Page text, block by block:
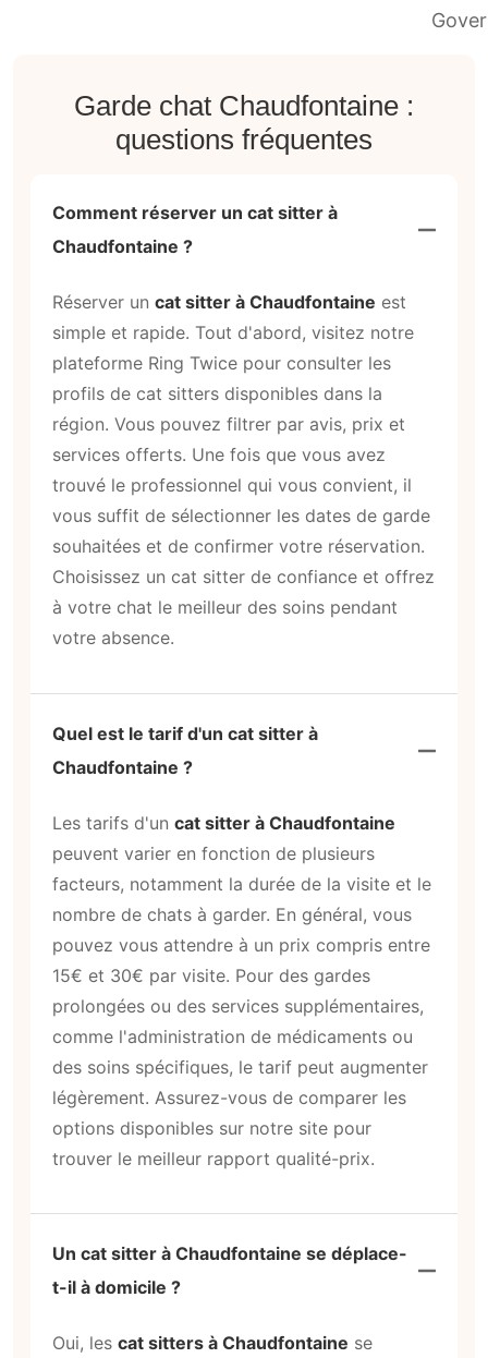
Garde chat Chaudfontaine :
questions fréquentes
Comment réserver un cat sitter à
Chaudfontaine ?
Réserver un cat sitter à Chaudfontaine est
simple et rapide. Tout d'abord, visitez notre
plateforme Ring Twice pour consulter les
profils de cat sitters disponibles dans la
région. Vous pouvez filtrer par avis, prix et
services offerts. Une fois que vous avez
trouvé le professionnel qui vous convient, il
vous suffit de sélectionner les dates de garde
souhaitées et de confirmer votre réservation.
Choisissez un cat sitter de confiance et offrez
à votre chat le meilleur des soins pendant
votre absence.
Quel est le tarif d'un cat sitter à
Chaudfontaine ?
Les tarifs d'un cat sitter à Chaudfontaine
peuvent varier en fonction de plusieurs
facteurs, notamment la durée de la visite et le
nombre de chats à garder. En général, vous
pouvez vous attendre à un prix compris entre
15€ et 30€ par visite. Pour des gardes
prolongées ou des services supplémentaires,
comme l'administration de médicaments ou
des soins spécifiques, le tarif peut augmenter
légèrement. Assurez-vous de comparer les
options disponibles sur notre site pour
trouver le meilleur rapport qualité-prix.
Un cat sitter à Chaudfontaine se déplace-
t-il à domicile ?
Oui, les cat sitters à Chaudfontaine se